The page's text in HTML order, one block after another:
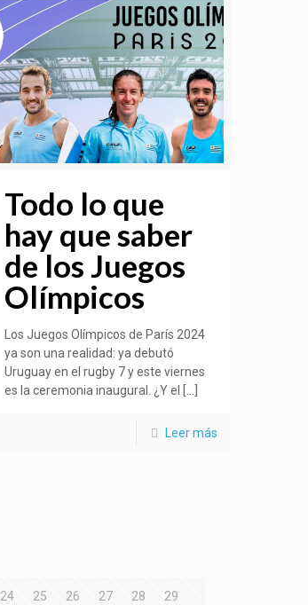
Todo lo que
hay que saber
de los Juegos
Olímpicos
Los Juegos Olímpicos de París 2024
ya son una realidad: ya debutó
Uruguay en el rugby 7 y este viernes
es la ceremonia inaugural. ¿Y el
Leer más
24 25 26 27 28 29